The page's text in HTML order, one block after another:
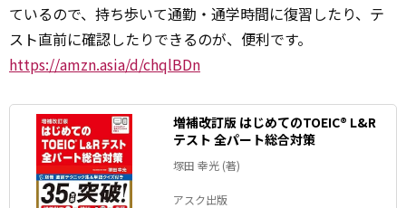
ているので、持ち歩いて通勤・通学時間に復習したり、テ
スト直前に確認したりできるのが、便利です。
https://amzn.asia/d/chqlBDn
増補改訂版 はじめてのTOEIC® L&R
テスト 全パート総合対策
塚田 幸光 (著)
アスク出版